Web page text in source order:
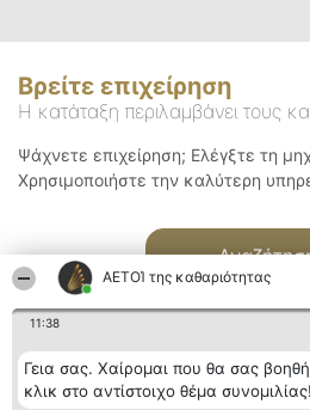
ΑΕΤΟΊ της καθαριότητας
11:38
Γεια σας. Χαίρομαι που θα σας
κλικ στο αντίστοιχο θέμα
Βρείτε επιχείρηση
Η κατάταξη περιλαμβάνει τους
Ψάχνετε επιχείρηση; Ελέγξτε τη
Χρησιμοποιήστε την καλύτερη